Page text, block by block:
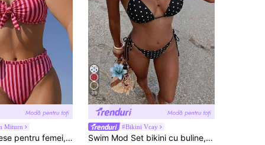
Miturn
Set bikini 2 piese pentru femei, primăvară/vară, nou, cu dungi, floral, din dantelă, fără bretele, cu bretele detașabile, pentru vacanță, resort wear, plajă, vacationcore
39
#Bikini Vcay
Swim Mod Set bikini cu buline, alb-negru, sexy, cu bretele, pentru femei, talie joasă, nou, de vară